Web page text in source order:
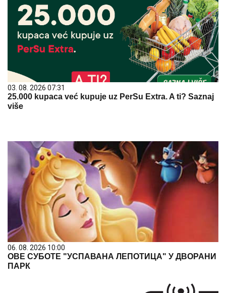
03. 08. 2026 07:31
25.000 kupaca već kupuje uz PerSu Extra. A ti? Saznaj
više
06. 08. 2026 10:00
ОВЕ СУБОТЕ "УСПАВАНА ЛЕПОТИЦА" У ДВОРАНИ
ПАРК